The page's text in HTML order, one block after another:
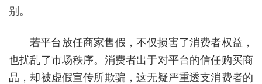
别。
若平台放任商家售假，不仅损害了消费者权益，
也扰乱了市场秩序。消费者出于对平台的信任购买商
品，却被虚假宣传所欺骗，这无疑严重透支消费者的